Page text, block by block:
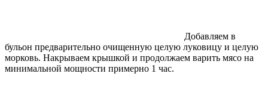
Добавляем в
бульон предварительно очищенную целую луковицу и целую
морковь. Накрываем крышкой и продолжаем варить мясо на
минимальной мощности примерно 1 час.